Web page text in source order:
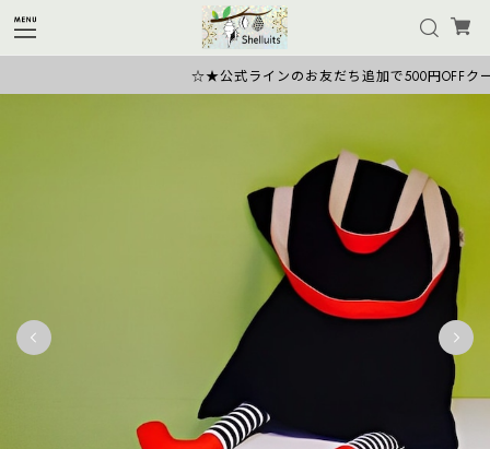
☆★公式ラインのお友だち追加で500円OFFクー